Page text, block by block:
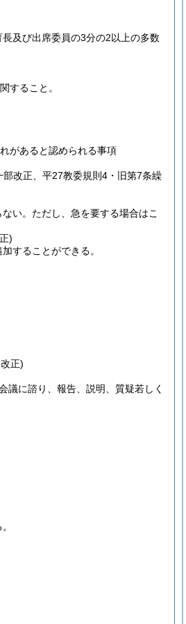
及び出席委員の3分の2以上の多数
すること。
があると認められる事項
改正、平27教委規則4・旧第7条繰
い。 ただし、急を要する場合はこ
)
することができる。
正)
議に諮り、報告、説明、質疑若しく